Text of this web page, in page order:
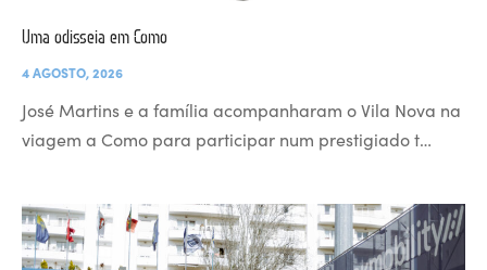
Uma odisseia em Como
4 AGOSTO, 2026
José Martins e a família acompanharam o Vila Nova na
viagem a Como para participar num prestigiado t…